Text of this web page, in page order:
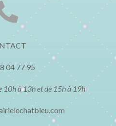
04 77 95
10h à 13h et de 15h à 19h